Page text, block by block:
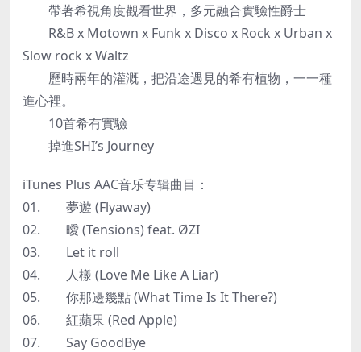
帶著希視角度觀看世界，多元融合實驗性爵士
R&B x Motown x Funk x Disco x Rock x Urban x
Slow rock x Waltz
歷時兩年的灌溉，把沿途遇見的希有植物，一一種
進心裡。
10首希有實驗
掉進SHI’s Journey
iTunes Plus AAC音乐专辑曲目：
01. 夢遊 (Flyaway)
02. 曖 (Tensions) feat. ØZI
03. Let it roll
04. 人樣 (Love Me Like A Liar)
05. 你那邊幾點 (What Time Is It There?)
06. 紅蘋果 (Red Apple)
07. Say GoodBye